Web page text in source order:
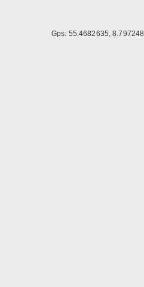
Gps: 55.4682635, 8.797248